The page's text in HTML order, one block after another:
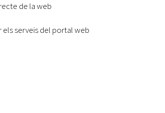
80 88 88
de la web
els serveis del portal web